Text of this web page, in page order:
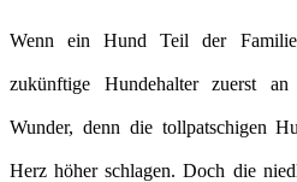
Wenn ein Hund Teil der
zukünftige Hundehalter zuerst
Wunder, denn die tollpatschigen
Herz höher schlagen. Doch die